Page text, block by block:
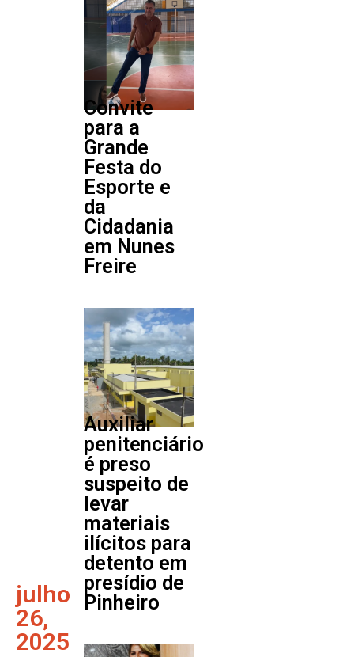
julho
26,
2025
Convite
para a
Grande
Festa do
Esporte e
da
Cidadania
em Nunes
Freire
Auxiliar
penitenciário
é preso
suspeito de
levar
materiais
ilícitos para
detento em
presídio de
Pinheiro